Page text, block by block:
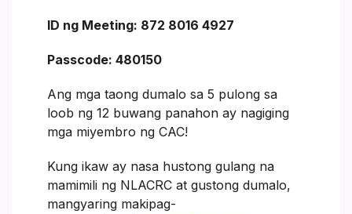
ID ng Meeting: 872 8016 4927
Passcode: 480150
Ang mga taong dumalo sa 5 pulong sa
loob ng 12 buwang panahon ay nagiging
mga miyembro ng CAC!
Kung ikaw ay nasa hustong gulang na
mamimili ng NLACRC at gustong dumalo,
mangyaring makipag-